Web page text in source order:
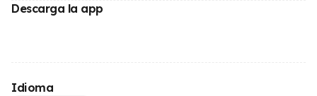
Descarga la app
Idioma